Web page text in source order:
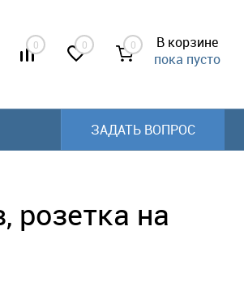
0 0 0
В корзине
пока пусто
ЗАДАТЬ ВОПРОС
розетка на